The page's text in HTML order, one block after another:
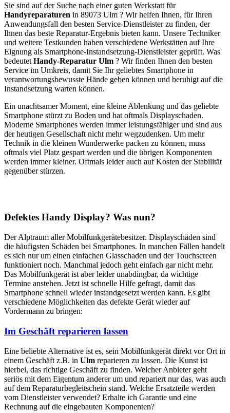
Sie sind auf der Suche nach einer guten Werkstatt für
Handyreparaturen in 89073 Ulm ? Wir helfen Ihnen, für Ihren
Anwendungsfall den besten Service-Dienstleister zu finden, der
Ihnen das beste Reparatur-Ergebnis bieten kann. Unsere Techniker
und weitere Testkunden haben verschiedene Werkstätten auf Ihre
Eignung als Smartphone-Instandsetzung-Dienstleister geprüft. Was
bedeutet Handy-Reparatur Ulm ? Wir finden Ihnen den besten
Service im Umkreis, damit Sie Ihr geliebtes Smartphone in
verantwortungsbewusste Hände geben können und beruhigt auf die
Instandsetzung warten können.
Ein unachtsamer Moment, eine kleine Ablenkung und das geliebte
Smartphone stürzt zu Boden und hat oftmals Displayschaden.
Moderne Smartphones werden immer leistungsfähiger und sind aus
der heutigen Gesellschaft nicht mehr wegzudenken. Um mehr
Technik in die kleinen Wunderwerke packen zu können, muss
oftmals viel Platz gespart werden und die übrigen Komponenten
werden immer kleiner. Oftmals leider auch auf Kosten der Stabilität
gegenüber stürzen.
Defektes Handy Display? Was nun?
Der Alptraum aller Mobilfunkgerätebesitzer. Displayschäden sind
die häufigsten Schäden bei Smartphones. In manchen Fällen handelt
es sich nur um einen einfachen Glasschaden und der Touchscreen
funktioniert noch. Manchmal jedoch geht einfach gar nicht mehr.
Das Mobilfunkgerät ist aber leider unabdingbar, da wichtige
Termine anstehen. Jetzt ist schnelle Hilfe gefragt, damit das
Smartphone schnell wieder instandgesetzt werden kann. Es gibt
verschiedene Möglichkeiten das defekte Gerät wieder auf
Vordermann zu bringen:
Im Geschäft reparieren lassen
Eine beliebte Alternative ist es, sein Mobilfunkgerät direkt vor Ort in
einem Geschäft z.B. in Ulm reparieren zu lassen. Die Kunst ist
hierbei, das richtige Geschäft zu finden. Welcher Anbieter geht
seriös mit dem Eigentum anderer um und repariert nur das, was auch
auf dem Reparaturbegleitschein stand. Welche Ersatzteile werden
vom Dienstleister verwendet? Erhalte ich Garantie und eine
Rechnung auf die eingebauten Komponenten?